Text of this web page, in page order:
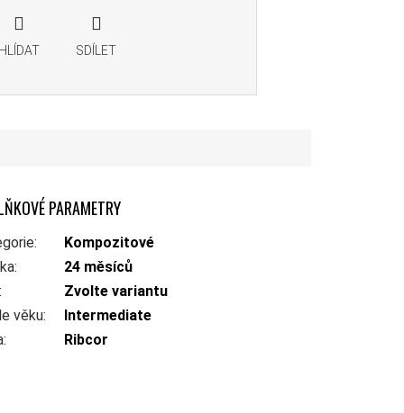
HLÍDAT SDÍLET
PARAMETRY
:
Kompozitové
:
24 měsíců
:
Zvolte variantu
věku:
Intermediate
: Ribcor